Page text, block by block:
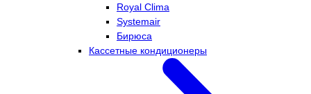
Royal Clima
Systemair
Бирюса
Кассетные кондиционеры